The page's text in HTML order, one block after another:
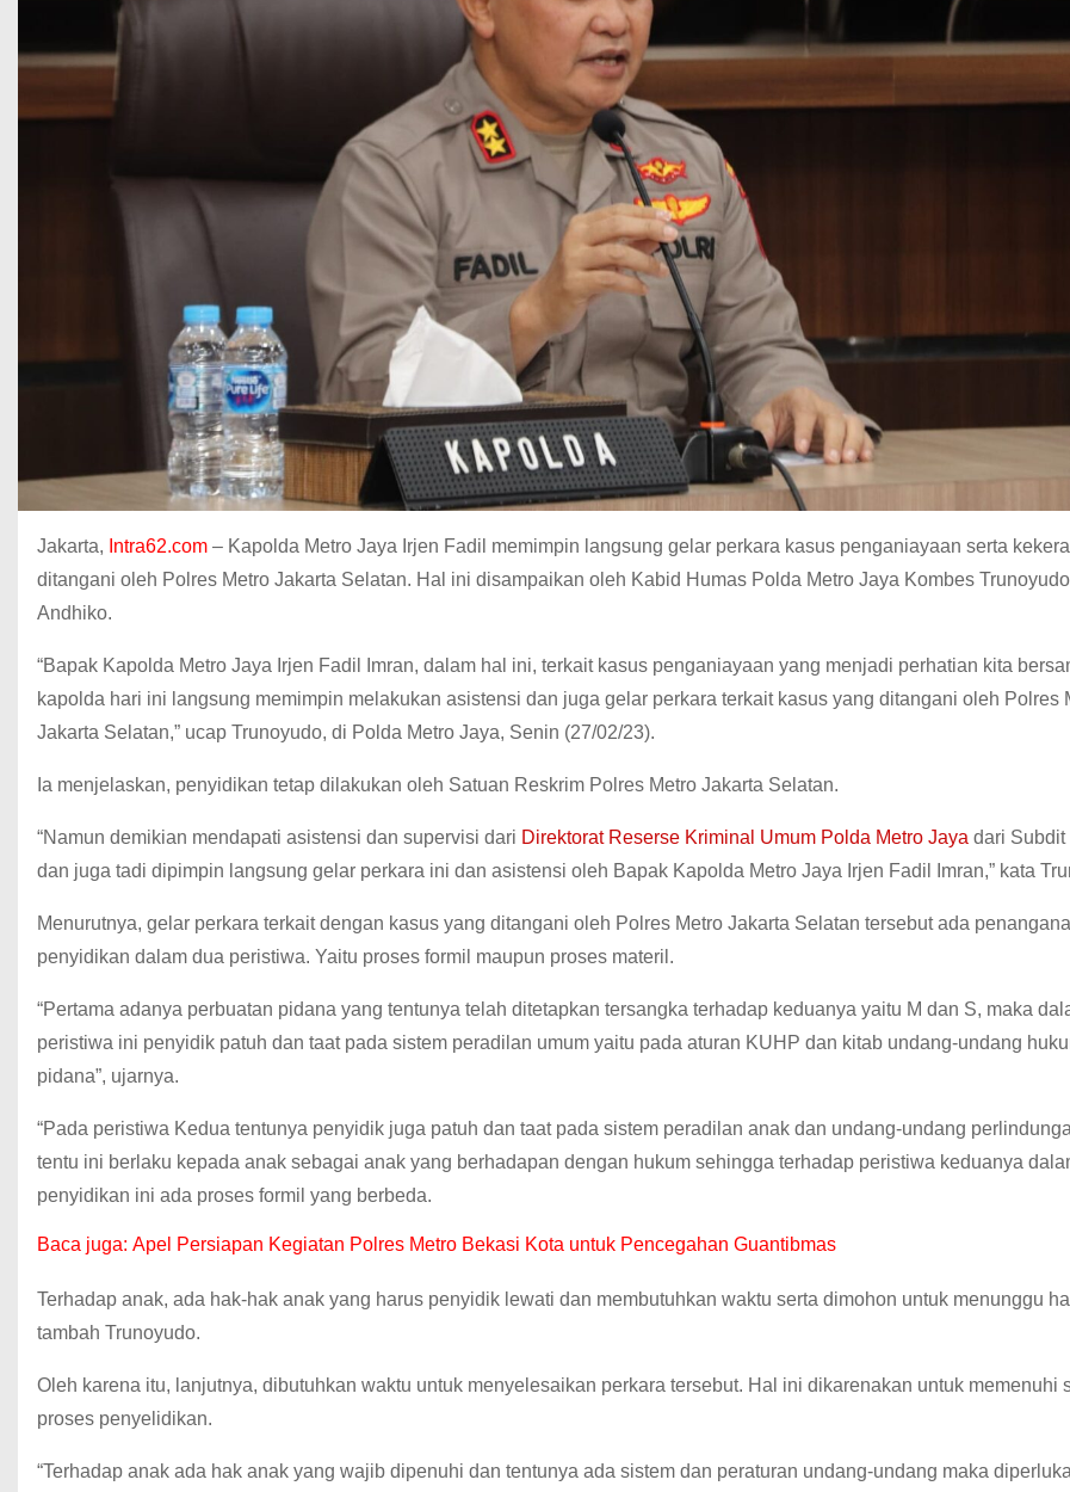
Jakarta, Intra62.com – Kapolda Metro Jaya Irjen Fadil memimpin langsung gelar perkara kasus penganiayaan serta
ditangani oleh Polres Metro Jakarta Selatan. Hal ini disampaikan oleh Kabid Humas Polda Metro Jaya Kombes
Andhiko.
“Bapak Kapolda Metro Jaya Irjen Fadil Imran, dalam hal ini, terkait kasus penganiayaan yang menjadi perhatian kita
kapolda hari ini langsung memimpin melakukan asistensi dan juga gelar perkara terkait kasus yang ditangani oleh Polres
Jakarta Selatan,” ucap Trunoyudo, di Polda Metro Jaya, Senin (27/02/23).
Ia menjelaskan, penyidikan tetap dilakukan oleh Satuan Reskrim Polres Metro Jakarta Selatan.
“Namun demikian mendapati asistensi dan supervisi dari Direktorat Reserse Kriminal Umum Polda Metro Jaya dari Subdit
dan juga tadi dipimpin langsung gelar perkara ini dan asistensi oleh Bapak Kapolda Metro Jaya Irjen Fadil Imran,” kata
Menurutnya, gelar perkara terkait dengan kasus yang ditangani oleh Polres Metro Jakarta Selatan tersebut ada
penyidikan dalam dua peristiwa. Yaitu proses formil maupun proses materil.
“Pertama adanya perbuatan pidana yang tentunya telah ditetapkan tersangka terhadap keduanya yaitu M dan S, maka
peristiwa ini penyidik patuh dan taat pada sistem peradilan umum yaitu pada aturan KUHP dan kitab undang-undang
pidana”, ujarnya.
“Pada peristiwa Kedua tentunya penyidik juga patuh dan taat pada sistem peradilan anak dan undang-undang
tentu ini berlaku kepada anak sebagai anak yang berhadapan dengan hukum sehingga terhadap peristiwa keduanya
penyidikan ini ada proses formil yang berbeda.
Baca juga: Apel Persiapan Kegiatan Polres Metro Bekasi Kota untuk Pencegahan Guantibmas
Terhadap anak, ada hak-hak anak yang harus penyidik lewati dan membutuhkan waktu serta dimohon untuk menunggu
tambah Trunoyudo.
Oleh karena itu, lanjutnya, dibutuhkan waktu untuk menyelesaikan perkara tersebut. Hal ini dikarenakan untuk memenuhi
proses penyelidikan.
“Terhadap anak ada hak anak yang wajib dipenuhi dan tentunya ada sistem dan peraturan undang-undang maka